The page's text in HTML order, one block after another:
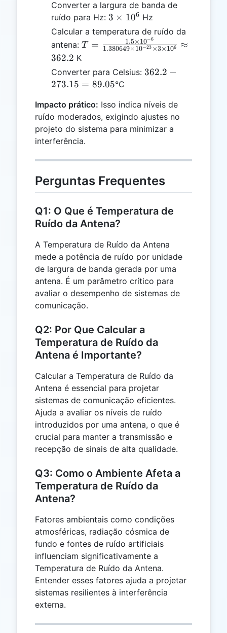
10^{-6}
Converter a largura de banda de
ruído para Hz: 3
\times
10^{6}
3 × 106 Hz
Calcular a temperatura de ruído da
antena: T =
\frac{1.5
10^{-6}}
{1.380649
\times
10^{-23}
\times 3
\times
10^{6}}
\approx
T = 1.380649×10−23 ×3×106
1.5×10−6
≈
362.2 K
Converter para Celsius: 362.2
=
89.05
362.2 −
273.15 = 89.05°C
Impacto prático: Isso indica níveis de
ruído moderados, exigindo ajustes no
projeto do sistema para minimizar a
interferência.
Perguntas Frequentes
Q1: O Que é Temperatura de
Ruído da Antena?
A Temperatura de Ruído da Antena
mede a potência de ruído por unidade
de largura de banda gerada por uma
antena. É um parâmetro crítico para
avaliar o desempenho de sistemas de
comunicação.
Q2: Por Que Calcular a
Temperatura de Ruído da
Antena é Importante?
Calcular a Temperatura de Ruído da
Antena é essencial para projetar
sistemas de comunicação eficientes.
Ajuda a avaliar os níveis de ruído
introduzidos por uma antena, o que é
crucial para manter a transmissão e
recepção de sinais de alta qualidade.
Q3: Como o Ambiente Afeta a
Temperatura de Ruído da
Antena?
Fatores ambientais como condições
atmosféricas, radiação cósmica de
fundo e fontes de ruído artificiais
influenciam significativamente a
Temperatura de Ruído da Antena.
Entender esses fatores ajuda a projetar
sistemas resilientes à interferência
externa.